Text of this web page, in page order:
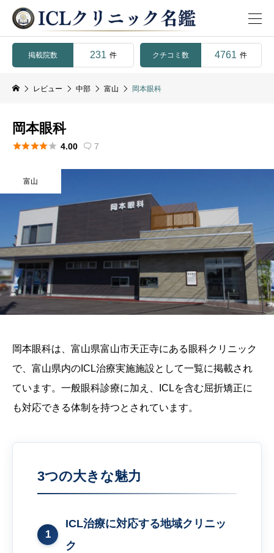
掲載院数 231 件 クチコミ数 4761 件
レビュー 中部 富山 岡本眼科
岡本眼科
 4.00  7
富山
岡本眼科は、富山県富山市天正寺にある眼科クリニック
で、富山県内のICL治療実施施設として一覧に掲載され
ています。一般眼科診療に加え、ICLを含む屈折矯正に
も対応できる体制を持つとされています。
3つの大きな魅力
1
ICL治療に対応する地域クリニッ
ク